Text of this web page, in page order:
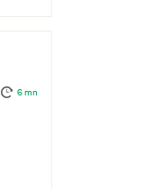
6 mn